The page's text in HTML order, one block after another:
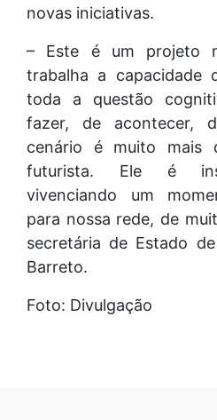
novas iniciativas.
– Este é um projeto
trabalha a capacidade
toda a questão
fazer, de acontecer,
cenário é muito mais
futurista. Ele é
vivenciando um
para nossa rede, de
secretária de Estado
Barreto.
Foto: Divulgação